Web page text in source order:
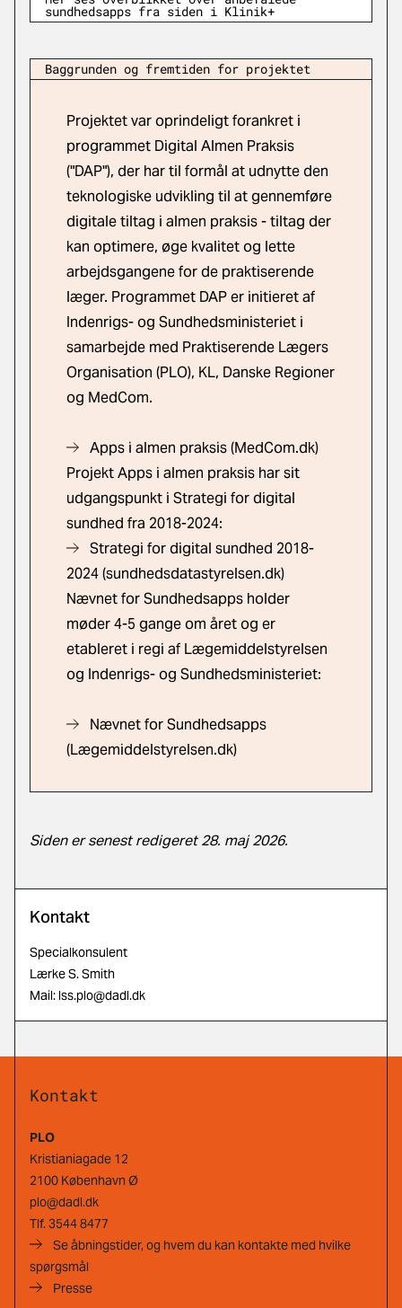
sundhedsapps fra siden i Klinik+
Baggrunden og fremtiden for projektet
Projektet var oprindeligt forankret i
programmet Digital Almen Praksis
("DAP"), der har til formål at udnytte den
teknologiske udvikling til at gennemføre
digitale tiltag i almen praksis - tiltag der
kan optimere, øge kvalitet og lette
arbejdsgangene for de praktiserende
læger. Programmet DAP er initieret af
Indenrigs- og Sundhedsministeriet i
samarbejde med Praktiserende Lægers
Organisation (PLO), KL, Danske Regioner
og MedCom.
Apps i almen praksis(MedCom.dk)
Projekt Apps i almen praksis har sit
udgangspunkt i Strategi for digital
sundhed fra 2018-2024:
Strategi for digital sundhed 2018-
2024(sundhedsdatastyrelsen.dk)
Nævnet for Sundhedsapps holder
møder 4-5 gange om året og er
etableret i regi af Lægemiddelstyrelsen
og Indenrigs- og Sundhedsministeriet:
Nævnet for Sundhedsapps
(Lægemiddelstyrelsen.dk)
Siden er senest redigeret 28. maj 2026.
Kontakt
Specialkonsulent
Lærke S. Smith
Mail: lss.plo@dadl.dk
Kontakt
PLO
Kristianiagade 12
2100 København Ø
plo@dadl.dk
Tlf.3544 8477
Se åbningstider, og hvem du kan kontakte med hvilke
spørgsmål
Presse